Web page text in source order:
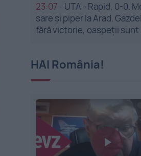
23:07 - UTA - Rapid, 0-0.
sare și piper la Arad.
fără victorie, oaspeții sunt
HAI România!